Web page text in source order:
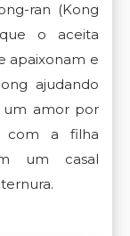
ran (Kong
o aceita
apaixonam e
ajudando
um amor por
com a filha
um casal